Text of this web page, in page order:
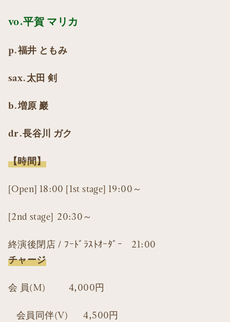
vo.平賀 マリカ
p.福井 ともみ
sax.太田 剣
b.増原 巖
dr.長谷川 ガク
【時間】
[Open] 18:00 [1st stage] 19:00～
[2nd stage] 20:30～
終演後閉店 / ﾌｰﾄﾞﾗｽﾄｵｰﾀﾞｰ 21:00
チャージ
会 員(M) 4,000円
会員同伴(V) 4,500円